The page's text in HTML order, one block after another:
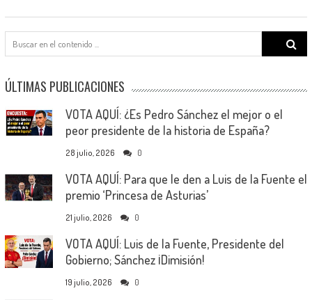
Search
for:
ÚLTIMAS PUBLICACIONES
VOTA AQUÍ: ¿Es Pedro Sánchez el mejor o el
peor presidente de la historia de España?
28 julio, 2026 0
VOTA AQUÍ: Para que le den a Luis de la Fuente el
premio ‘Princesa de Asturias’
21 julio, 2026 0
VOTA AQUÍ: Luis de la Fuente, Presidente del
Gobierno; Sánchez ¡Dimisión!
19 julio, 2026 0